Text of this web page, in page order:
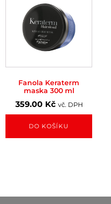
Fanola Keraterm
maska 300 ml
359.00 Kč vč. DPH
DO KOŠÍKU